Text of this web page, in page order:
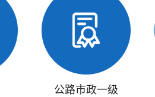
公路市政一级